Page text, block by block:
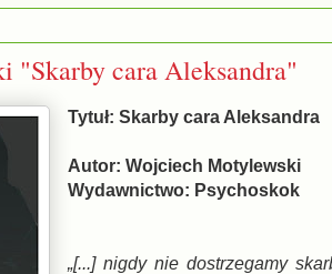
"Skarby cara Aleksandra"
Tytuł: Skarby cara Aleksandra
Autor: Wojciech Motylewski
Wydawnictwo: Psychoskok
„[...] nigdy nie dostrzegamy